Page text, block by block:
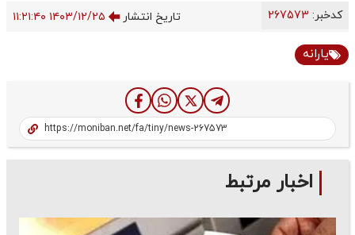
کدخبر: تاریخ انتشار ۱۴۰۳/۱۲/۲۵ ۱۱:۲۱:۴۰
یارانه
اخبار مرتبط